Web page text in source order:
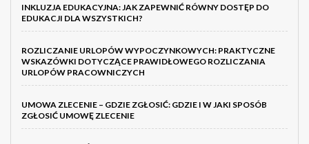
INKLUZJA EDUKACYJNA: JAK ZAPEWNIĆ RÓWNY DOSTĘP DO
EDUKACJI DLA WSZYSTKICH?
ROZLICZANIE URLOPÓW WYPOCZYNKOWYCH: PRAKTYCZNE
WSKAZÓWKI DOTYCZĄCE PRAWIDŁOWEGO ROZLICZANIA
URLOPÓW PRACOWNICZYCH
UMOWA ZLECENIE – GDZIE ZGŁOSIĆ: GDZIE I W JAKI SPOSÓB
ZGŁOSIĆ UMOWĘ ZLECENIE